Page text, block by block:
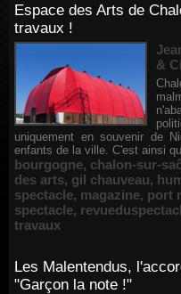
Espace des Arts de
travaux !
&
uniquement en souvenir de
enfants de la ville. C'est ainsi
bourgogne, chalon-sur-
des arts, gil chauveau,
spectacle, magazine, port
spectacle,
travaux
Les Malentendus,
"Garçon la note !"